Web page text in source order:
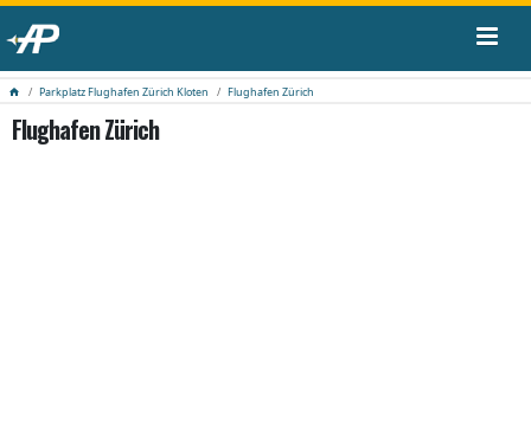
Parkplatz Flughafen Zürich Kloten Flughafen Zürich
Flughafen Zürich